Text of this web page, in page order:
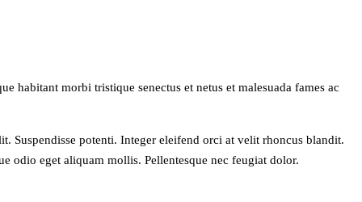
morbi tristique senectus et netus et malesuada fames ac
Suspendisse potenti. Integer eleifend orci at velit rhoncus blandit.
odio eget aliquam mollis. Pellentesque nec feugiat dolor.